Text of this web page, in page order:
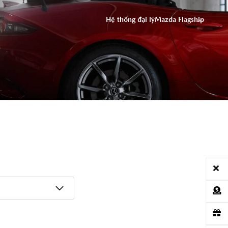
ĐỒNG Ý Hệ thống đại lýMazda Flagship
ỨNG DỤNG THACO AUTO SERVICES